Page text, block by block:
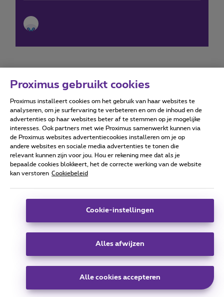
Forumvoorwaarden Accessibility statement
Alle rechten voorbehouden. © Proximus
Algemene voorwaarden, consumenteninfo
Deze website is gecreëerd en wordt beheerd conform het
Koning Albert II-laan 27 - B-1030 Brussel.
Carrier & Wholesale Solutions
Telindus
|Sitemap
Proximus gebruikt cookies
Proximus installeert cookies om het gebruik van haar websites te
analyseren, om je surfervaring te verbeteren en om de inhoud en de
advertenties op haar websites beter af te stemmen op je mogelijke
interesses. Ook partners met wie Proximus samenwerkt kunnen via
de Proximus websites advertentiecookies installeren om je op
andere websites en sociale media advertenties te tonen die
relevant kunnen zijn voor jou. Hou er rekening mee dat als je
bepaalde cookies blokkeert, het de correcte werking van de website
kan verstoren Cookiebeleid
Cookie-instellingen
Alles afwijzen
Alle cookies accepteren